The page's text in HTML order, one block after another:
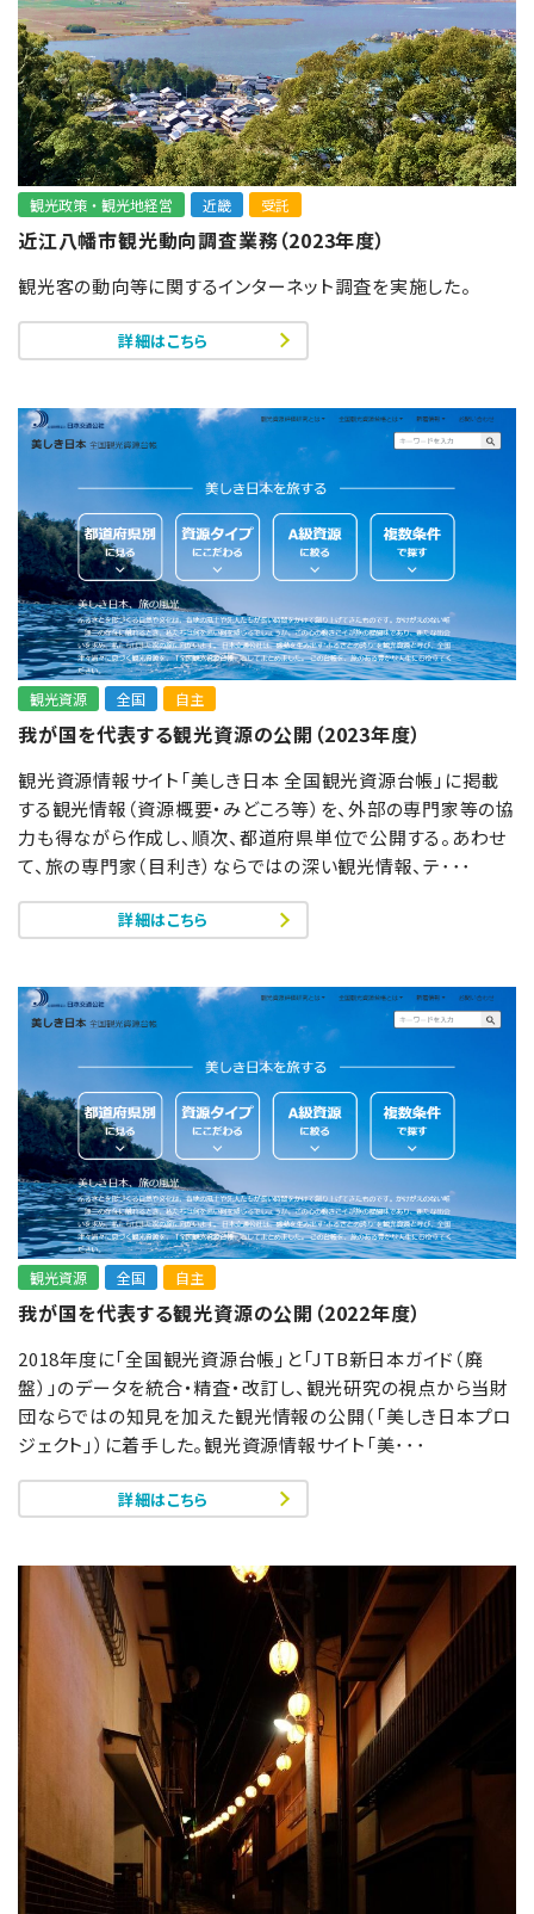
観光政策・観光地経営 近畿 受託
近江八幡市観光動向調査業務（2023年度）
観光客の動向等に関するインターネット調査を実施した。
詳細はこちら
観光資源 全国 自主
我が国を代表する観光資源の公開（2023年度）
観光資源情報サイト「美しき日本 全国観光資源台帳」に掲載
する観光情報（資源概要・みどころ等）を、外部の専門家等の協
力も得ながら作成し、順次、都道府県単位で公開する。あわせ
て、旅の専門家（目利き）ならではの深い観光情報、テ･･･
詳細はこちら
観光資源 全国 自主
我が国を代表する観光資源の公開（2022年度）
2018年度に「全国観光資源台帳」と「JTB新日本ガイド（廃
盤）」のデータを統合・精査・改訂し、観光研究の視点から当財
団ならではの知見を加えた観光情報の公開（「美しき日本プロ
ジェクト」）に着手した。観光資源情報サイト「美･･･
詳細はこちら